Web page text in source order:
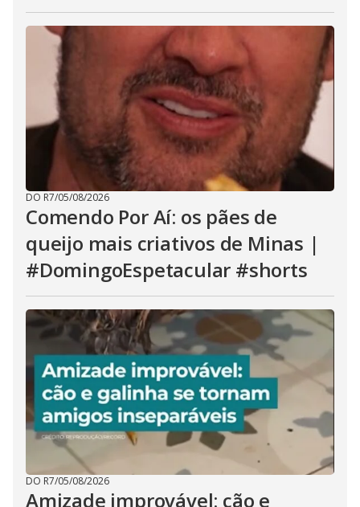
DO R7/05/08/2026
Comendo Por Aí: os pães de
queijo mais criativos de Minas |
#DomingoEspetacular #shorts
DO R7/05/08/2026
Amizade improvável: cão e